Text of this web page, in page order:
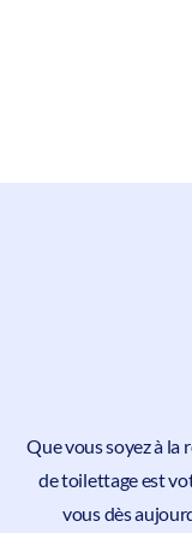
Que vous soyez à la
de toilettage est
vousdès